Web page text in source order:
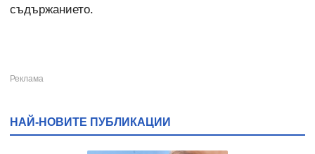
съдържанието.
НАЙ-НОВИТЕ ПУБЛИКАЦИИ